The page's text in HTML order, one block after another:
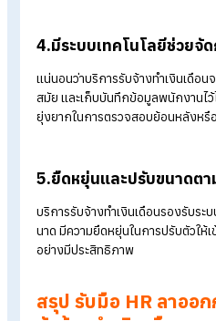
2.ลดความเสี่ยงจากค
แรงงาน
กฎหมาย
3.ประหยัดเวลาและลด
เมื่อ HR ลาออกกะทันหัน แม้อง
หน้าที่จัดการเงินเดือนต่อ ฝ่ายบ